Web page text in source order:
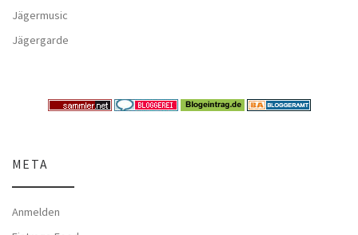
Jägermusic
Jägergarde
META
Anmelden